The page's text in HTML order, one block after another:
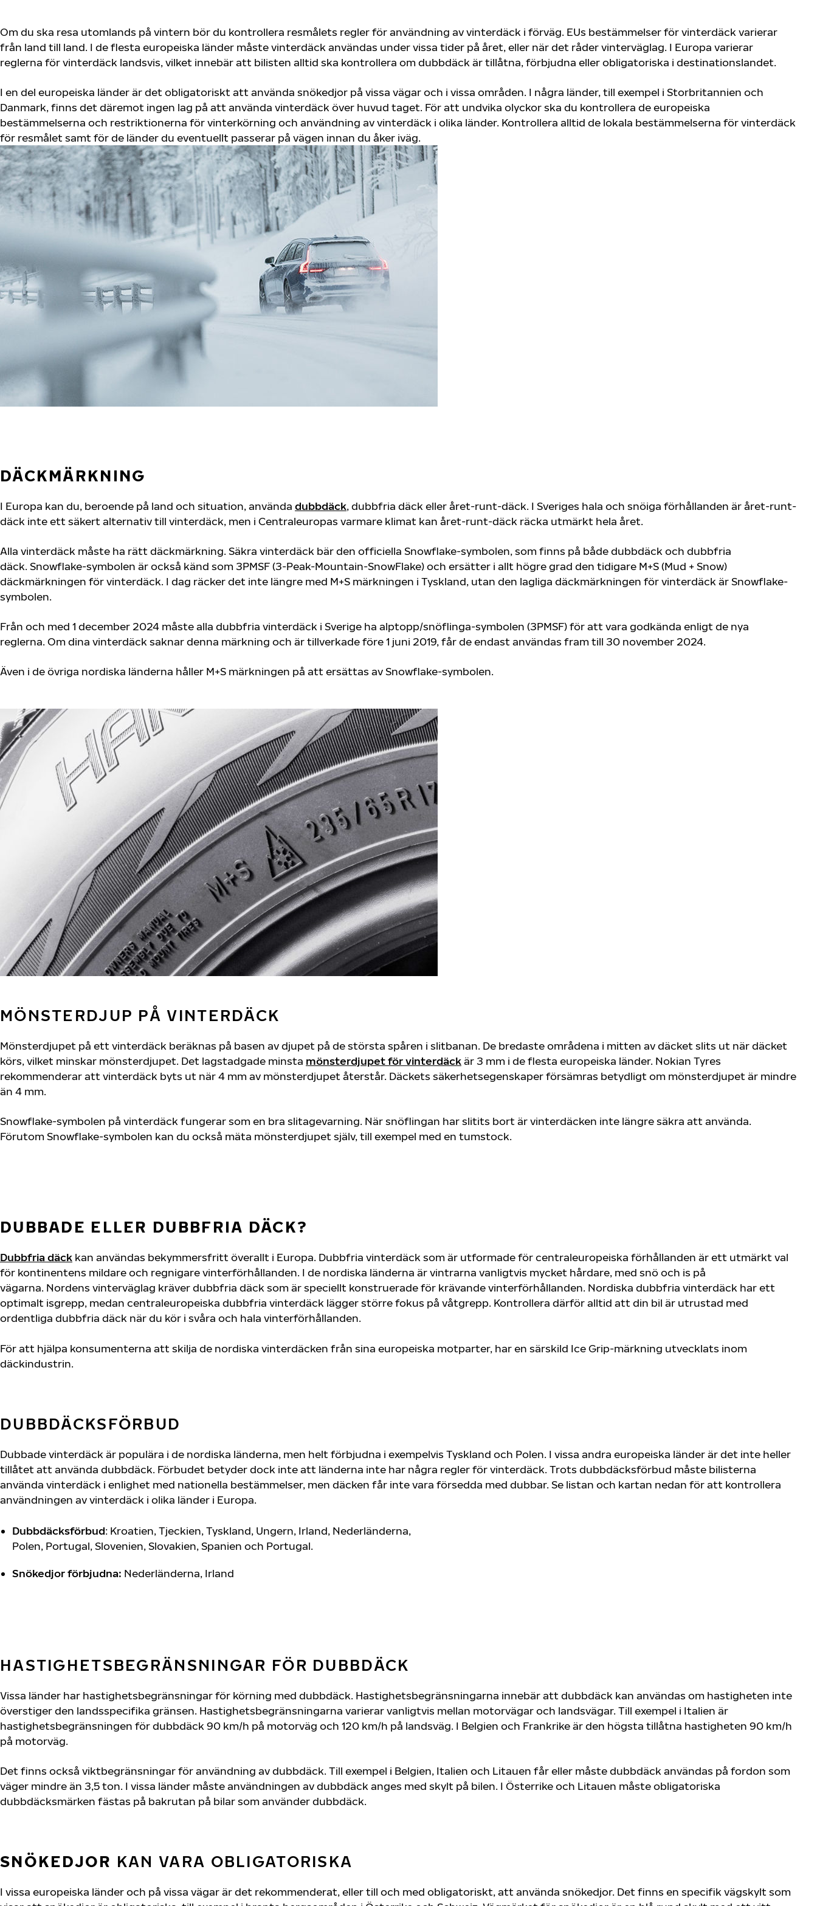
Om du ska resa utomlands på vintern bör du kontrollera resmålets regler för användning av vinterdäck i förväg. EUs bestämmelser för vinterdäck varierar
från land till land. I de flesta europeiska länder måste vinterdäck användas under vissa tider på året, eller när det råder vinterväglag. I Europa varierar
reglerna för vinterdäck landsvis, vilket innebär att bilisten alltid ska kontrollera om dubbdäck är tillåtna, förbjudna eller obligatoriska i destinationslandet.
I en del europeiska länder är det obligatoriskt att använda snökedjor på vissa vägar och i vissa områden. I några länder, till exempel i Storbritannien och
Danmark, finns det däremot ingen lag på att använda vinterdäck över huvud taget. För att undvika olyckor ska du kontrollera de europeiska
bestämmelserna och restriktionerna för vinterkörning och användning av vinterdäck i olika länder. Kontrollera alltid de lokala bestämmelserna för vinterdäck
för resmålet samt för de länder du eventuellt passerar på vägen innan du åker iväg.
DÄCKMÄRKNING
I Europa kan du, beroende på land och situation, använda dubbdäck, dubbfria däck eller året-runt-däck. I Sveriges hala och snöiga förhållanden är året-runt-
däck inte ett säkert alternativ till vinterdäck, men i Centraleuropas varmare klimat kan året-runt-däck räcka utmärkt hela året.
Alla vinterdäck måste ha rätt däckmärkning. Säkra vinterdäck bär den officiella Snowflake-symbolen, som finns på både dubbdäck och dubbfria
däck. Snowflake-symbolen är också känd som 3PMSF (3-Peak-Mountain-SnowFlake) och ersätter i allt högre grad den tidigare M+S (Mud + Snow)
däckmärkningen för vinterdäck. I dag räcker det inte längre med M+S märkningen i Tyskland, utan den lagliga däckmärkningen för vinterdäck är Snowflake-
symbolen.
Från och med 1 december 2024 måste alla dubbfria vinterdäck i Sverige ha alptopp/snöflinga-symbolen (3PMSF) för att vara godkända enligt de nya
reglerna. Om dina vinterdäck saknar denna märkning och är tillverkade före 1 juni 2019, får de endast användas fram till 30 november 2024.
Även i de övriga nordiska länderna håller M+S märkningen på att ersättas av Snowflake-symbolen.
MÖNSTERDJUP PÅ VINTERDÄCK
Mönsterdjupet på ett vinterdäck beräknas på basen av djupet på de största spåren i slitbanan. De bredaste områdena i mitten av däcket slits ut när däcket
körs, vilket minskar mönsterdjupet. Det lagstadgade minsta mönsterdjupet för vinterdäckär 3 mm i de flesta europeiska länder. Nokian Tyres
rekommenderar att vinterdäck byts ut när 4 mm av mönsterdjupet återstår. Däckets säkerhetsegenskaper försämras betydligt om mönsterdjupet är mindre
än 4 mm.
Snowflake-symbolen på vinterdäck fungerar som en bra slitagevarning. När snöflingan har slitits bort är vinterdäcken inte längre säkra att använda.
Förutom Snowflake-symbolen kan du också mäta mönsterdjupet själv, till exempel med en tumstock.
DUBBADE ELLER DUBBFRIA DÄCK?
Dubbfria däck kan användas bekymmersfritt överallt i Europa. Dubbfria vinterdäck som är utformade för centraleuropeiska förhållanden är ett utmärkt val
för kontinentens mildare och regnigare vinterförhållanden. I de nordiska länderna är vintrarna vanligtvis mycket hårdare, med snö och is på
vägarna. Nordens vinterväglag kräver dubbfria däck som är speciellt konstruerade för krävande vinterförhållanden. Nordiska dubbfria vinterdäck har ett
optimalt isgrepp, medan centraleuropeiska dubbfria vinterdäck lägger större fokus på våtgrepp. Kontrollera därför alltid att din bil är utrustad med
ordentliga dubbfria däck när du kör i svåra och hala vinterförhållanden.
För att hjälpa konsumenterna att skilja de nordiska vinterdäcken från sina europeiska motparter, har en särskild Ice Grip-märkning utvecklats inom
däckindustrin.
DUBBDÄCKSFÖRBUD
Dubbade vinterdäck är populära i de nordiska länderna, men helt förbjudna i exempelvis Tyskland och Polen. I vissa andra europeiska länder är det inte heller
tillåtet att använda dubbdäck. Förbudet betyder dock inte att länderna inte har några regler för vinterdäck. Trots dubbdäcksförbud måste bilisterna
använda vinterdäck i enlighet med nationella bestämmelser, men däcken får inte vara försedda med dubbar. Se listan och kartan nedan för att kontrollera
användningen av vinterdäck i olika länder i Europa.
Dubbdäcksförbud: Kroatien, Tjeckien, Tyskland, Ungern, Irland, Nederländerna,
Polen, Portugal, Slovenien, Slovakien, Spanien och Portugal.
Snökedjor förbjudna: Nederländerna, Irland
HASTIGHETSBEGRÄNSNINGAR FÖR DUBBDÄCK
Vissa länder har hastighetsbegränsningar för körning med dubbdäck. Hastighetsbegränsningarna innebär att dubbdäck kan användas om hastigheten inte
överstiger den landsspecifika gränsen. Hastighetsbegränsningarna varierar vanligtvis mellan motorvägar och landsvägar. Till exempel i Italien är
hastighetsbegränsningen för dubbdäck 90 km/h på motorväg och 120 km/h på landsväg. I Belgien och Frankrike är den högsta tillåtna hastigheten 90 km/h
på motorväg.
Det finns också viktbegränsningar för användning av dubbdäck. Till exempel i Belgien, Italien och Litauen får eller måste dubbdäck användas på fordon som
väger mindre än 3,5 ton. I vissa länder måste användningen av dubbdäck anges med skylt på bilen. I Österrike och Litauen måste obligatoriska
dubbdäcksmärken fästas på bakrutan på bilar som använder dubbdäck.
SNÖKEDJOR KAN VARA OBLIGATORISKA
I vissa europeiska länder och på vissa vägar är det rekommenderat, eller till och med obligatoriskt, att använda snökedjor. Det finns en specifik vägskylt som